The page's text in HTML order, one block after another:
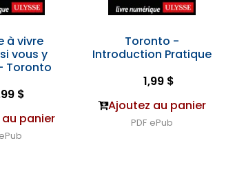
à vivre
vous y
Toronto
$
panier
ePub
Toronto -
Introduction Pratique
1,99 $
Ajoutez au panier
PDF ePub